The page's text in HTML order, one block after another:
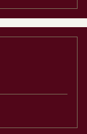
ア
る
』7品生付き2
120品食べ飲
橋店